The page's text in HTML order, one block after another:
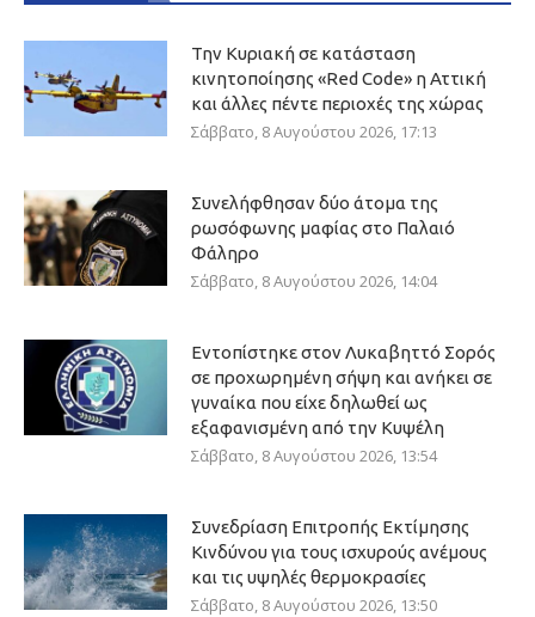
Την Κυριακή σε κατάσταση
κινητοποίησης «Red Code» η Αττική
και άλλες πέντε περιοχές της χώρας
Σάββατο, 8 Αυγούστου 2026, 17:13
Συνελήφθησαν δύο άτομα της
ρωσόφωνης μαφίας στο Παλαιό
Φάληρο
Σάββατο, 8 Αυγούστου 2026, 14:04
Εντοπίστηκε στον Λυκαβηττό Σορός
σε προχωρημένη σήψη και ανήκει σε
γυναίκα που είχε δηλωθεί ως
εξαφανισμένη από την Κυψέλη
Σάββατο, 8 Αυγούστου 2026, 13:54
Συνεδρίαση Επιτροπής Εκτίμησης
Κινδύνου για τους ισχυρούς ανέμους
και τις υψηλές θερμοκρασίες
Σάββατο, 8 Αυγούστου 2026, 13:50